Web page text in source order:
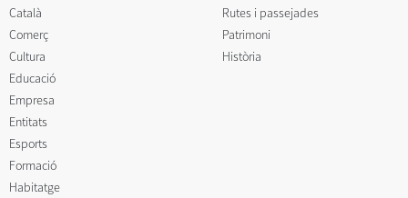
Català
Comerç
Cultura
Educació
Empresa
Entitats
Esports
Formació
Habitatge
Rutes i passejades
Patrimoni
Història